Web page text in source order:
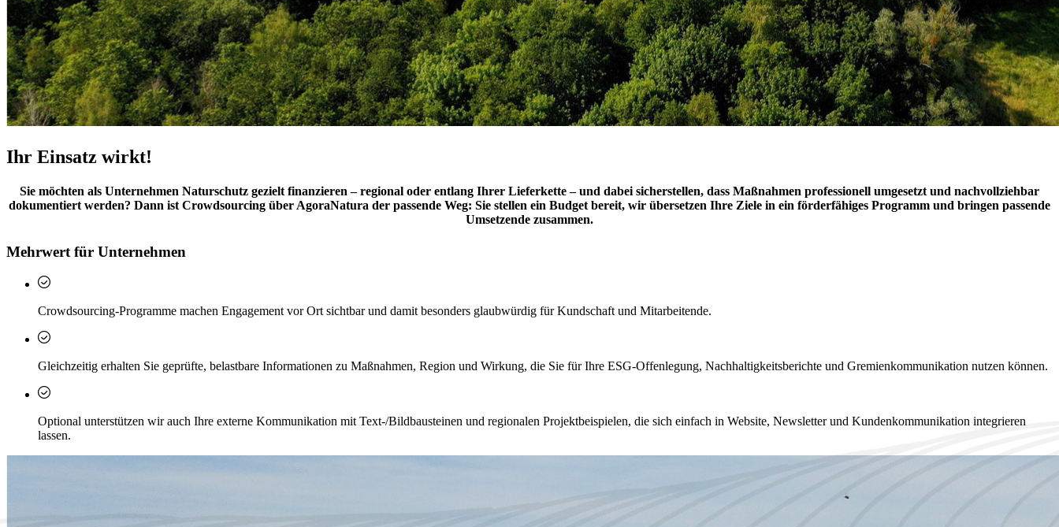
Ihr Einsatz wirkt!
Sie möchten als Unternehmen Naturschutz gezielt finanzieren – regional oder entlang Ihrer Lieferkette – und dabei sicherstellen, dass Maßnahmen professionell umgesetzt und nachvollziehbar
dokumentiert werden? Dann ist Crowdsourcing über AgoraNatura der passende Weg: Sie stellen ein Budget bereit, wir übersetzen Ihre Ziele in ein förderfähiges Programm und bringen passende
Umsetzende zusammen.
Mehrwert für Unternehmen
Crowdsourcing‑Programme machen Engagement vor Ort sichtbar und damit besonders glaubwürdig für Kundschaft und Mitarbeitende.
Gleichzeitig erhalten Sie geprüfte, belastbare Informationen zu Maßnahmen, Region und Wirkung, die Sie für Ihre ESG‑Offenlegung, Nachhaltigkeitsberichte und Gremienkommunikation nutzen können.
Optional unterstützen wir auch Ihre externe Kommunikation mit Text‑/Bildbausteinen und regionalen Projektbeispielen, die sich einfach in Website, Newsletter und Kundenkommunikation integrieren
lassen.